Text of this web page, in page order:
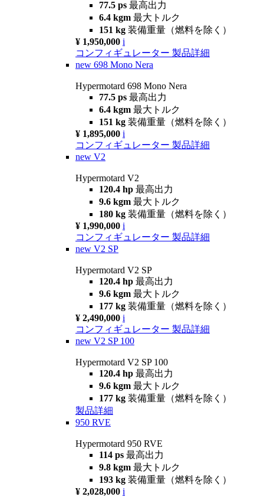
77.5 ps 最高出力
6.4 kgm 最大トルク
151 kg 装備重量（燃料を除く）
¥ 1,950,000 i
コンフィギュレーター 製品詳細
new 698 Mono Nera
Hypermotard 698 Mono Nera
77.5 ps 最高出力
6.4 kgm 最大トルク
151 kg 装備重量（燃料を除く）
¥ 1,895,000 i
コンフィギュレーター 製品詳細
new V2
Hypermotard V2
120.4 hp 最高出力
9.6 kgm 最大トルク
180 kg 装備重量（燃料を除く）
¥ 1,990,000 i
コンフィギュレーター 製品詳細
new V2 SP
Hypermotard V2 SP
120.4 hp 最高出力
9.6 kgm 最大トルク
177 kg 装備重量（燃料を除く）
¥ 2,490,000 i
コンフィギュレーター 製品詳細
new V2 SP 100
Hypermotard V2 SP 100
120.4 hp 最高出力
9.6 kgm 最大トルク
177 kg 装備重量（燃料を除く）
製品詳細
950 RVE
Hypermotard 950 RVE
114 ps 最高出力
9.8 kgm 最大トルク
193 kg 装備重量（燃料を除く）
¥ 2,028,000 i